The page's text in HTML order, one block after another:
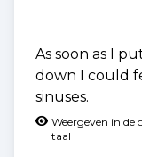
As soon as I
down I could
sinuses.
Weergeven in de
taal